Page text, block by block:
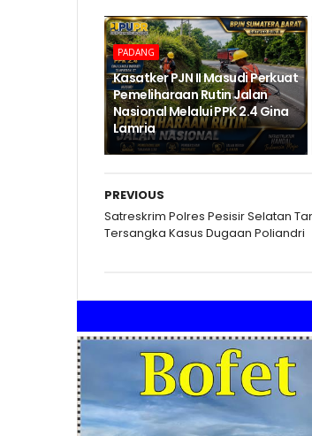
PADANG
Kasatker PJN II Masudi Perkuat
Pemeliharaan Rutin Jalan
Nasional Melalui PPK 2.4 Gina
Lamria
PREVIOUS
Satreskrim Polres Pesisir Selatan
Tersangka Kasus Dugaan Poliandri